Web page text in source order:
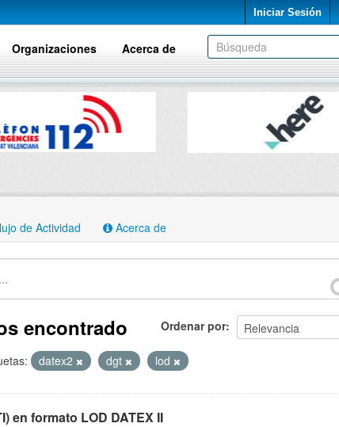
Iniciar Sesión
Organizaciones Acerca de
de Actividad Acerca de
Ordenar por
encontrado
datex2 dgt lod
en formato LOD DATEX II